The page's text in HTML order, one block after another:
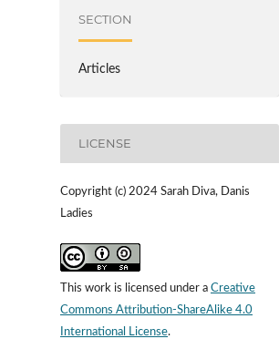
SECTION
Articles
LICENSE
Copyright (c) 2024 Sarah Diva, Danis
Ladies
This work is licensed under a Creative
Commons Attribution-ShareAlike 4.0
International License.